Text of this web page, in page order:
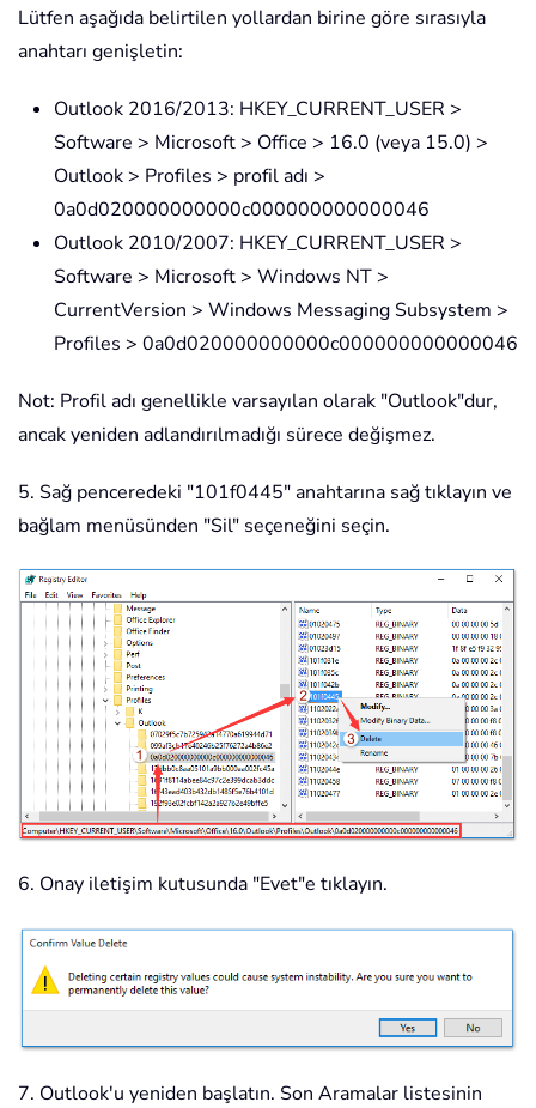
Lütfen aşağıda belirtilen yollardan birine göre sırasıyla
anahtarı genişletin:
Outlook 2016/2013: HKEY_CURRENT_USER >
Software > Microsoft > Office > 16.0 (veya 15.0) >
Outlook > Profiles > profil adı >
0a0d020000000000c000000000000046
Outlook 2010/2007: HKEY_CURRENT_USER >
Software > Microsoft > Windows NT >
CurrentVersion > Windows Messaging Subsystem >
Profiles > 0a0d020000000000c000000000000046
Not: Profil adı genellikle varsayılan olarak "Outlook"dur,
ancak yeniden adlandırılmadığı sürece değişmez.
5. Sağ penceredeki "101f0445" anahtarına sağ tıklayın ve
bağlam menüsünden "Sil" seçeneğini seçin.
6. Onay iletişim kutusunda "Evet"e tıklayın.
7. Outlook'u yeniden başlatın. Son Aramalar listesinin